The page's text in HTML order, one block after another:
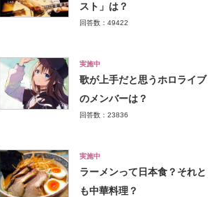
スト」は？
回答数：49422
実施中
歌が上手だと思うホロライブ
のメンバーは？
回答数：23836
実施中
ラーメンって日本食？それと
も中華料理？